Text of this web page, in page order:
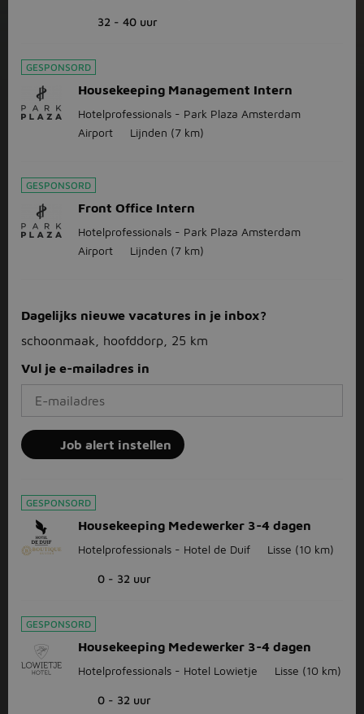
32 - 40 uur
GESPONSORD
Housekeeping Management Intern
Hotelprofessionals - Park Plaza Amsterdam
Airport
Lijnden (7 km)
GESPONSORD
Front Office Intern
Hotelprofessionals - Park Plaza Amsterdam
Airport
Lijnden (7 km)
Dagelijks nieuwe vacatures in je inbox?
schoonmaak, hoofddorp, 25 km
Vul je e-mailadres in
Job alert instellen
GESPONSORD
Housekeeping Medewerker 3-4 dagen
Hotelprofessionals - Hotel de Duif Lisse (10 km)
0 - 32 uur
GESPONSORD
Housekeeping Medewerker 3-4 dagen
Hotelprofessionals - Hotel Lowietje Lisse (10 km)
0 - 32 uur